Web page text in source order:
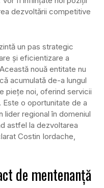
dezvoltării competitive
un pas strategic
și eficientizare a
nouă entitate nu
acumulată de-a lungul
piețe noi, oferind servicii
o oportunitate de a
lider regional în domeniul
astfel la dezvoltarea
Costin Iordache,
de mentenanță